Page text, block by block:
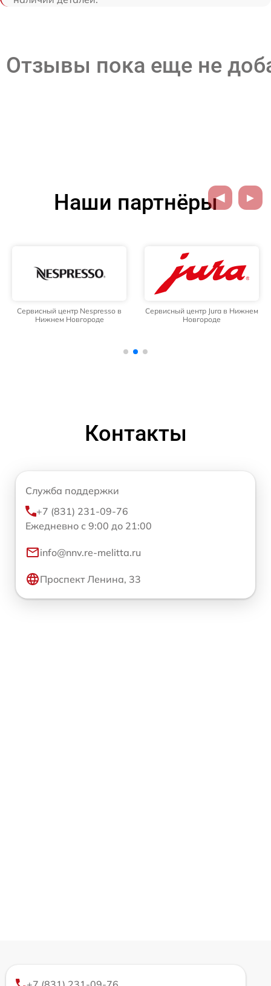
Отзывы пока еще не
Наши партнёры
Сервисный центр Nespresso в
Нижнем Новгороде
Сервисный центр Jura в Нижнем
Новгороде
Контакты
Служба поддержки
+7 (831) 231-09-76
Ежедневно с 9:00 до 21:00
info@nnv.re-melitta.ru
Проспект Ленина, 33